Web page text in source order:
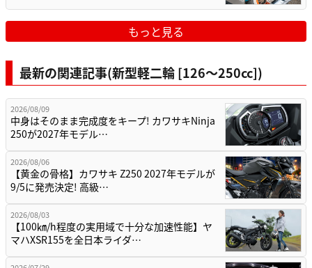
もっと見る
最新の関連記事(新型軽二輪 [126〜250cc])
2026/08/09
中身はそのまま完成度をキープ! カワサキNinja
250が2027年モデル…
2026/08/06
【黄金の骨格】カワサキ Z250 2027年モデルが
9/5に発売決定! 高級…
2026/08/03
【100㎞/h程度の実用域で十分な加速性能】ヤ
マハXSR155を全日本ライダ…